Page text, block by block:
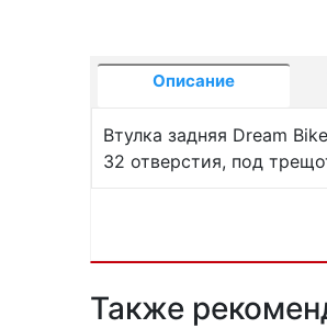
Описание
Втулка задняя Dream
32 отверстия, под
Также